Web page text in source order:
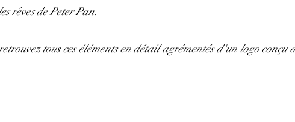
rêves de Peter Pan.
tous ces éléments en détail agrémentés d'un logo conçu